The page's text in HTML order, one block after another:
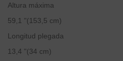
Altura máxima
59,1 "(153,5 cm)
Longitud plegada
13,4 "(34 cm)